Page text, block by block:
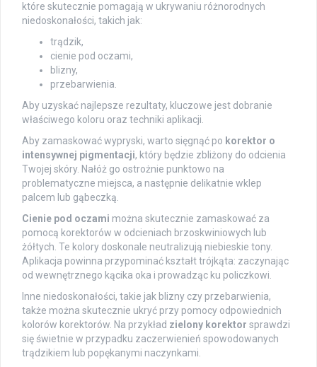
które skutecznie pomagają w ukrywaniu różnorodnych
niedoskonałości, takich jak:
trądzik,
cienie pod oczami,
blizny,
przebarwienia.
Aby uzyskać najlepsze rezultaty, kluczowe jest dobranie
właściwego koloru oraz techniki aplikacji.
Aby zamaskować wypryski, warto sięgnąć po korektor o
intensywnej pigmentacji, który będzie zbliżony do odcienia
Twojej skóry. Nałóż go ostrożnie punktowo na
problematyczne miejsca, a następnie delikatnie wklep
palcem lub gąbeczką.
Cienie pod oczami można skutecznie zamaskować za
pomocą korektorów w odcieniach brzoskwiniowych lub
żółtych. Te kolory doskonale neutralizują niebieskie tony.
Aplikacja powinna przypominać kształt trójkąta: zaczynając
od wewnętrznego kącika oka i prowadząc ku policzkowi.
Inne niedoskonałości, takie jak blizny czy przebarwienia,
także można skutecznie ukryć przy pomocy odpowiednich
kolorów korektorów. Na przykład zielony korektor sprawdzi
się świetnie w przypadku zaczerwienień spowodowanych
trądzikiem lub popękanymi naczynkami.